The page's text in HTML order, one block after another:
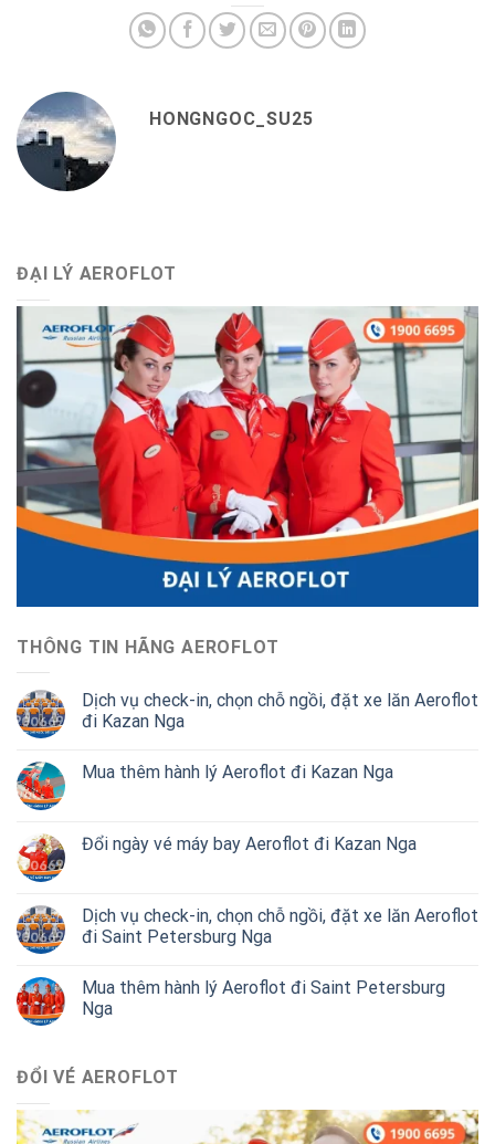
HONGNGOC_SU25
ĐẠI LÝ AEROFLOT
THÔNG TIN HÃNG AEROFLOT
Dịch vụ check-in, chọn chỗ ngồi, đặt xe lăn Aeroflot
đi Kazan Nga
Mua thêm hành lý Aeroflot đi Kazan Nga
Đổi ngày vé máy bay Aeroflot đi Kazan Nga
Dịch vụ check-in, chọn chỗ ngồi, đặt xe lăn Aeroflot
đi Saint Petersburg Nga
Mua thêm hành lý Aeroflot đi Saint Petersburg
Nga
ĐỔI VÉ AEROFLOT